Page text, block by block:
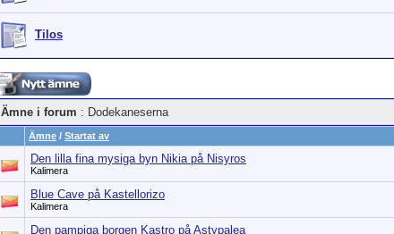
Tilos
Ämne i forum : Dodekaneserna
Ämne / Startat av
Den lilla fina mysiga byn Nikia på Nisyros
Kalimera
Blue Cave på Kastellorizo
Kalimera
Den pampiga borgen Kastro på Astypalea